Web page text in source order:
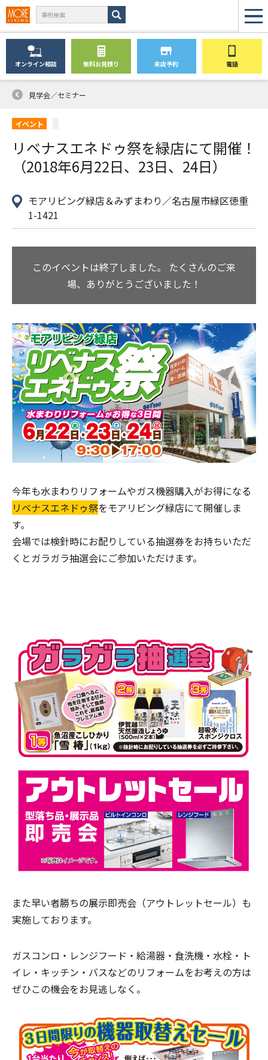
オンライン相談 無料お見積り 来店予約 電話
見学会／セミナー
イベント
リベナスエネドゥ祭を緑店にて開催！
（2018年6月22日、23日、24日）
モアリビング緑店＆みずまわり／名古屋市緑区徳重
1-1421
このイベントは終了しました。 たくさんのご来
場、ありがとうございました！
今年も水まわりリフォームやガス機器購入がお得になる
リベナスエネドゥ祭をモアリビング緑店にて開催しま
す。
会場では検針時にお配りしている抽選券をお持ちいただ
くとガラガラ抽選会にご参加いただけます。
また早い者勝ちの展示即売会（アウトレットセール）も
実施しております。
ガスコンロ・レンジフード・給湯器・食洗機・水栓・ト
イレ・キッチン・バスなどのリフォームをお考えの方は
ぜひこの機会をお見逃しなく。